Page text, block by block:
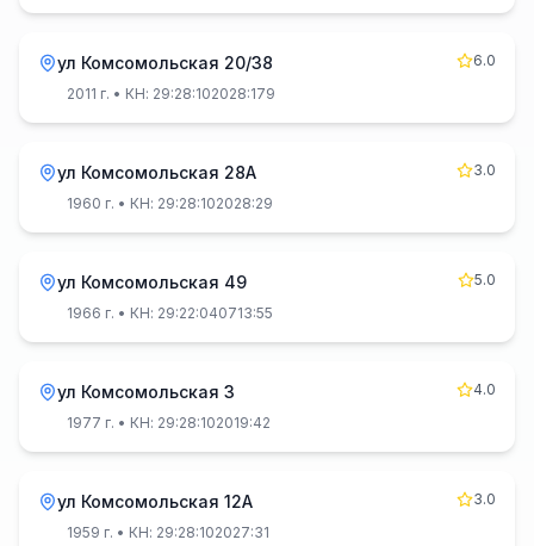
ул Комсомольская 20/38
6.0
2011 г. • КН: 29:28:102028:179
ул Комсомольская 28А
3.0
1960 г. • КН: 29:28:102028:29
ул Комсомольская 49
5.0
1966 г. • КН: 29:22:040713:55
ул Комсомольская 3
4.0
1977 г. • КН: 29:28:102019:42
ул Комсомольская 12А
3.0
1959 г. • КН: 29:28:102027:31